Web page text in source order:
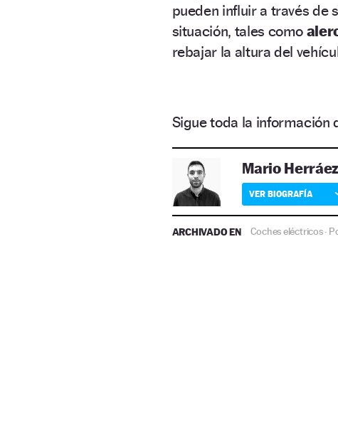
pueden influir a través de
situación, tales como
rebajar la altura del
Sigue toda la información
Mario Herráez
VER BIOGRAFÍA
ARCHIVADO EN Coches eléctricos·